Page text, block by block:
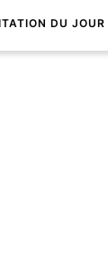
DU JOUR